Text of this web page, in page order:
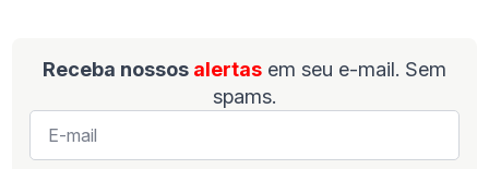
Receba nossos alertas em seu e-mail. Sem
spams.
E-
mail